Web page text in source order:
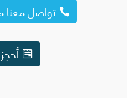
تواصل معنا